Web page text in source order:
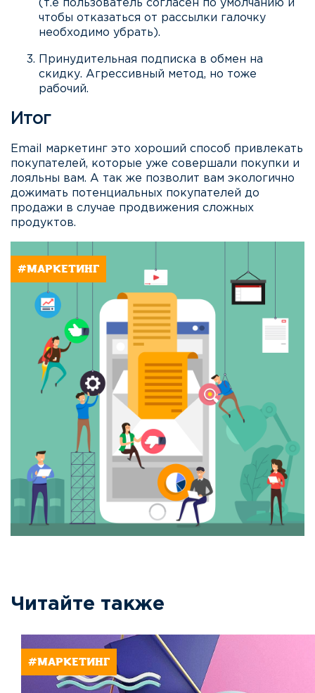
(т.е пользователь согласен по умолчанию и
чтобы отказаться от рассылки галочку
необходимо убрать).
Принудительная подписка в обмен на
скидку. Агрессивный метод, но тоже
рабочий.
Итог
Email маркетинг это хороший способ привлекать
покупателей, которые уже совершали покупки и
лояльны вам. А так же позволит вам экологично
дожимать потенциальных покупателей до
продажи в случае продвижения сложных
продуктов.
#МАРКЕТИНГ
Читайте также
#МАРКЕТИНГ